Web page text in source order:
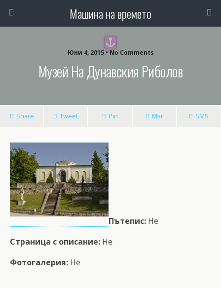
Машина на времето
Юни 4, 2015 • No Comments
Музей На Дунавския Риболов
Share Tweet Pin Mail SMS
Пътепис: Не
Страница с описание: Не
Фотогалерия: Не